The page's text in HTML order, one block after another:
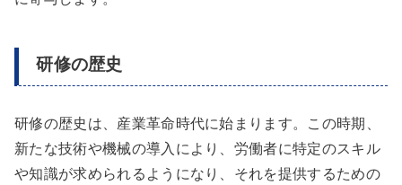
研修の歴史
研修の歴史は、産業革命時代に始まります。この時期、
新たな技術や機械の導入により、労働者に特定のスキル
や知識が求められるようになり、それを提供するための